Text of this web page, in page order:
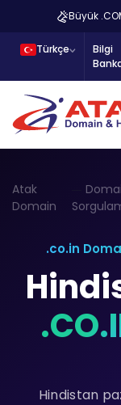
Büyük
Türkçe
Bilgi
Atak
Domain
.co.in
Hindistan